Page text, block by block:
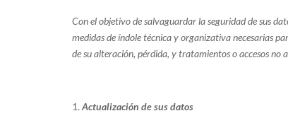
Con el objetivo de salvaguardar la seguridad de sus
medidas de índole técnica y organizativa necesarias
de su alteración, pérdida, y tratamientos o accesos no
Actualización de sus datos